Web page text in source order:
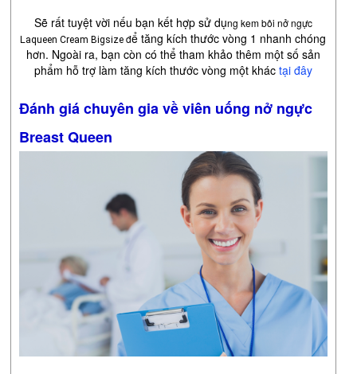
Sẽ rất tuyệt vời nếu bạn kết hợp sử dụng kem bôi nở ngực
L aqueen Cream Bigsize để tăng kích thước vòng 1 nhanh chóng
hơn. Ngoài ra, bạn còn có thể tham khảo thêm một số sản
phẩm hỗ trợ làm tăng kích thước vòng một khác tại đây
Đánh giá chuyên gia về viên uống nở ngực
Breast Queen